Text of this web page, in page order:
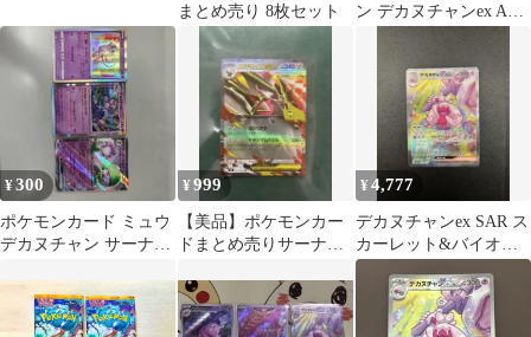
まとめ売り 8枚セット
ン デカヌチャンex AR
¥300
ポケモンカード ミュウ
デカヌチャン サーナイ
¥999
【美品】ポケモンカー
ドまとめ売りサーナイ
リュウズex
¥4,777
デカヌチャンex SAR ス
カーレット&バイオレ
ット 拡張パック クレイ
バース…